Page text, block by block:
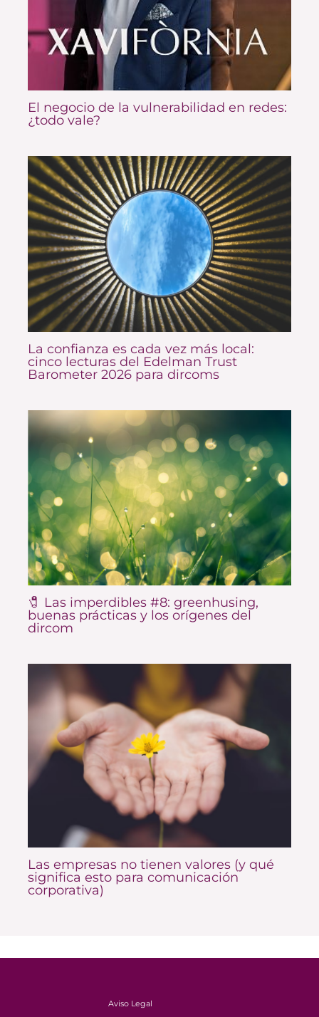
El negocio de la vulnerabilidad en redes:
¿todo vale?
La confianza es cada vez más local:
cinco lecturas del Edelman Trust
Barometer 2026 para dircoms
🧷 Las imperdibles #8: greenhusing,
buenas prácticas y los orígenes del
dircom
Las empresas no tienen valores (y qué
significa esto para comunicación
corporativa)
Aviso Legal